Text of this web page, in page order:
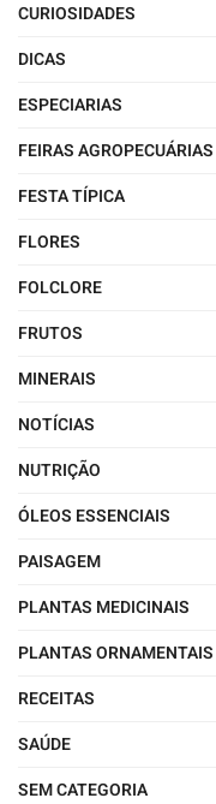
CURIOSIDADES
DICAS
ESPECIARIAS
FEIRAS AGROPECUÁRIAS
FESTA TÍPICA
FLORES
FOLCLORE
FRUTOS
MINERAIS
NOTÍCIAS
NUTRIÇÃO
ÓLEOS ESSENCIAIS
PAISAGEM
PLANTAS MEDICINAIS
PLANTAS ORNAMENTAIS
RECEITAS
SAÚDE
SEM CATEGORIA